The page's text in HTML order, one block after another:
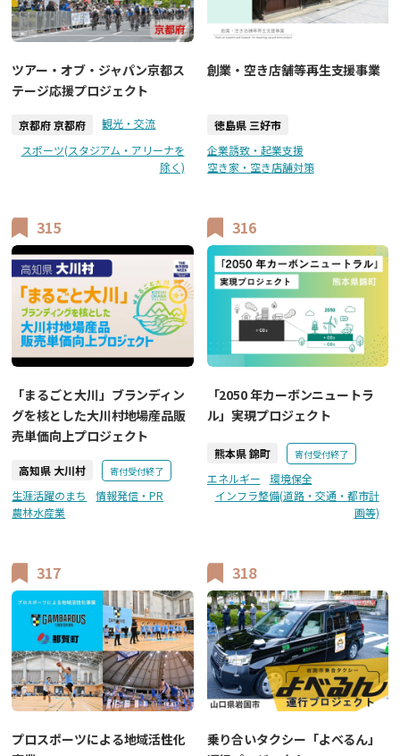
ツアー・オブ・ジャパン京都ス
テージ応援プロジェクト
京都府 京都府
観光・交流
スポーツ(スタジアム・アリーナを
除く)
創業・空き店舗等再生支援事業
徳島県 三好市
企業誘致・起業支援
空き家・空き店舗対策
315
「まるごと大川」ブランディン
グを核とした大川村地場産品販
売単価向上プロジェクト
高知県 大川村 寄付受付終了
生涯活躍のまち
情報発信・PR
農林水産業
316
「2050 年カーボンニュートラ
ル」実現プロジェクト
熊本県 錦町 寄付受付終了
エネルギー
環境保全
インフラ整備(道路・交通・都市計
画等)
317
プロスポーツによる地域活性化
318
乗り合いタクシー「よべるん」